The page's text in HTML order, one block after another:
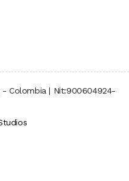
Colombia | Nit:900604924-